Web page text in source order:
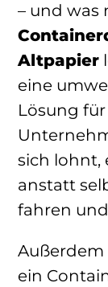
– und was
Altpapier
eine
Lösung
sich lohnt,
anstatt
fahren
Außerdem
ein